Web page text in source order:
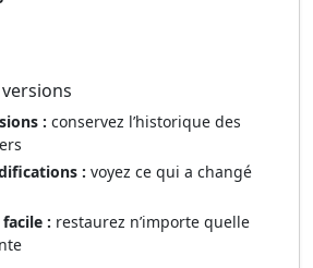
: conservez l’historique des
: voyez ce qui a changé
: restaurez n’importe quelle